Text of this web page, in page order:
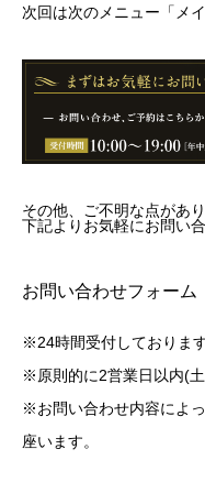
次回は次のメニュー「メ
その他、ご不明な点があり
下記よりお気軽にお問い合
お問い合わせフォーム
※24時間受付しております
※原則的に2営業日以内(
※お問い合わせ内容によ
座います。